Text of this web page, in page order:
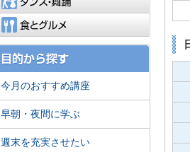
食とグ
今月のおすすめ講座
早朝・夜間に学ぶ
週末を充実させたい